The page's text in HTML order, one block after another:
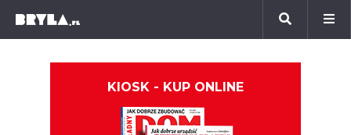
KIOSK - KUP ONLINE